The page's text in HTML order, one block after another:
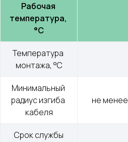
Рабочая
температура,
°С
Температура
монтажа, °С
Минимальный
радиус изгиба
кабеля
не
Срок службы
О компании